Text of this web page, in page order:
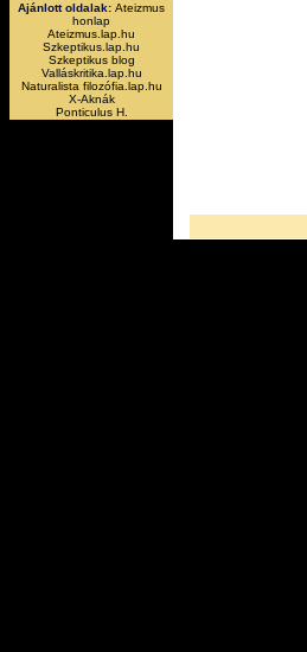
Ajánlott oldalak: Ateizmus
honlap
Ateizmus.lap.hu
Szkeptikus.lap.hu
Szkeptikus blog
Valláskritika.lap.hu
Naturalista filozófia.lap.hu
X-Aknák
Ponticulus H.